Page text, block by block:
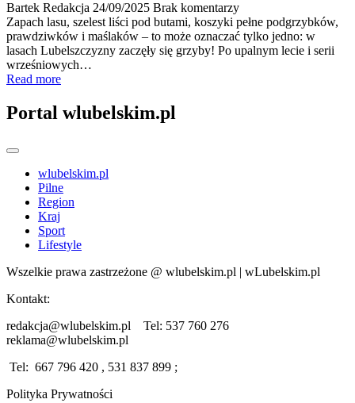
Bartek Redakcja 24/09/2025 Brak komentarzy
Zapach lasu, szelest liści pod butami, koszyki pełne podgrzybków,
prawdziwków i maślaków – to może oznaczać tylko jedno: w
lasach Lubelszczyzny zaczęły się grzyby! Po upalnym lecie i serii
wrześniowych…
Read more
Portal wlubelskim.pl
wlubelskim.pl
Pilne
Region
Kraj
Sport
Lifestyle
Wszelkie prawa zastrzeżone @ wlubelskim.pl | wLubelskim.pl
Kontakt:
redakcja@wlubelskim.pl Tel: 537 760 276
reklama@wlubelskim.pl
Tel: 667 796 420 , 531 837 899 ;
Polityka Prywatności